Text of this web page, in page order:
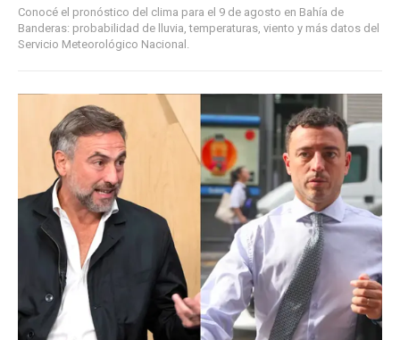
Conocé el pronóstico del clima para el 9 de agosto en Bahía de
Banderas: probabilidad de lluvia, temperaturas, viento y más datos del
Servicio Meteorológico Nacional.